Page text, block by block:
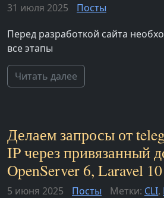
31 июля 2025
Посты
Перед разработкой сайта
все этапы
Читать далее
Делаем запросы от
IP через привязанный
OpenServer 6, Laravel 10
5 июня 2025 Посты Метки: CLI,